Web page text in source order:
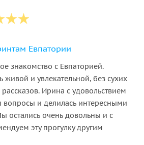
Евпатории
знакомство с Евпаторией.
живой и увлекательной, без сухих
Ирина с удовольствием
вопросы и делилась интересными
остались очень довольны и с
эту прогулку другим